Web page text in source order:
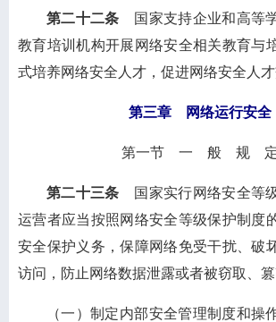
第二十二条 国家支持企业和高等
教育培训机构开展网络安全相关教育与
式培养网络安全人才，促进网络安全人才
第三章 网络运行安全
第一节 一 般 规
第二十三条 国家实行网络安全等
运营者应当按照网络安全等级保护制度
安全保护义务，保障网络免受干扰、破
访问，防止网络数据泄露或者被窃取、篡
（一）制定内部安全管理制度和操